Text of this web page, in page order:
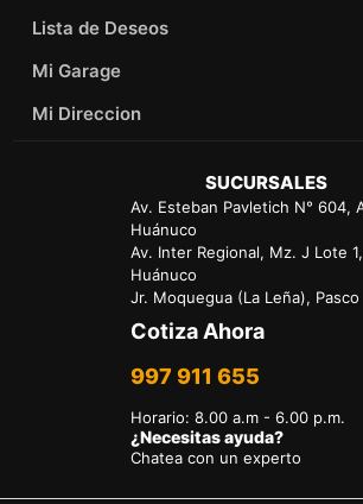
Lista de Deseos
Mi Garage
Mi Direccion
SUCURSALES
Av. Esteban Pavletich N° 604,
Huánuco
Av. Inter Regional, Mz. J Lote
Huánuco
Jr. Moquegua (La Leña), Pasco
Cotiza Ahora
997 911 655
Horario:8.00 a.m - 6.00 p.m.
¿Necesitas ayuda?
Chatea con un experto